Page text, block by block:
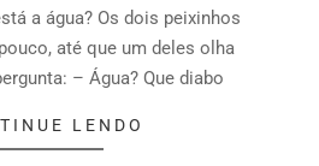
a água? Os dois peixinhos
até que um deles olha
– Água? Que diabo
LENDO